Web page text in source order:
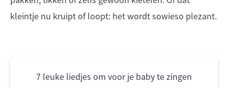
kleintje nu kruipt of loopt: het wordt sowieso plezant.
7 leuke liedjes om voor je baby te zingen